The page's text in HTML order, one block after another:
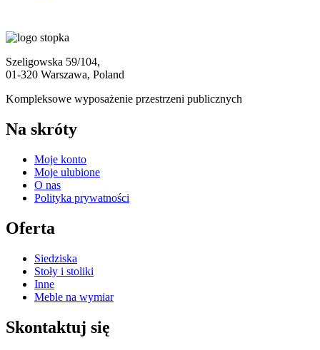
Szeligowska 59/104,
01-320 Warszawa, Poland
Kompleksowe wyposażenie przestrzeni publicznych
Na skróty
Moje konto
Moje ulubione
O nas
Polityka prywatności
Oferta
Siedziska
Stoły i stoliki
Inne
Meble na wymiar
Skontaktuj się